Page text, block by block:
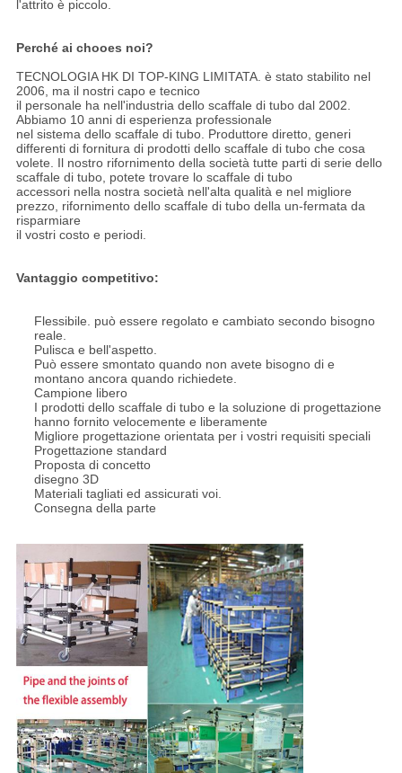
l'attrito è piccolo.
Perché ai chooes noi?
TECNOLOGIA HK DI TOP-KING LIMITATA. è stato stabilito nel
2006, ma il nostri capo e tecnico
il personale ha nell'industria dello scaffale di tubo dal 2002.
Abbiamo 10 anni di esperienza professionale
nel sistema dello scaffale di tubo. Produttore diretto, generi
differenti di fornitura di prodotti dello scaffale di tubo che cosa
volete. Il nostro rifornimento della società tutte parti di serie dello
scaffale di tubo, potete trovare lo scaffale di tubo
accessori nella nostra società nell'alta qualità e nel migliore
prezzo, rifornimento dello scaffale di tubo della un-fermata da
risparmiare
il vostri costo e periodi.
Vantaggio competitivo:
Flessibile. può essere regolato e cambiato secondo bisogno
reale.
Pulisca e bell'aspetto.
Può essere smontato quando non avete bisogno di e
montano ancora quando richiedete.
Campione libero
I prodotti dello scaffale di tubo e la soluzione di progettazione
hanno fornito velocemente e liberamente
Migliore progettazione orientata per i vostri requisiti speciali
Progettazione standard
Proposta di concetto
disegno 3D
Materiali tagliati ed assicurati voi.
Consegna della parte